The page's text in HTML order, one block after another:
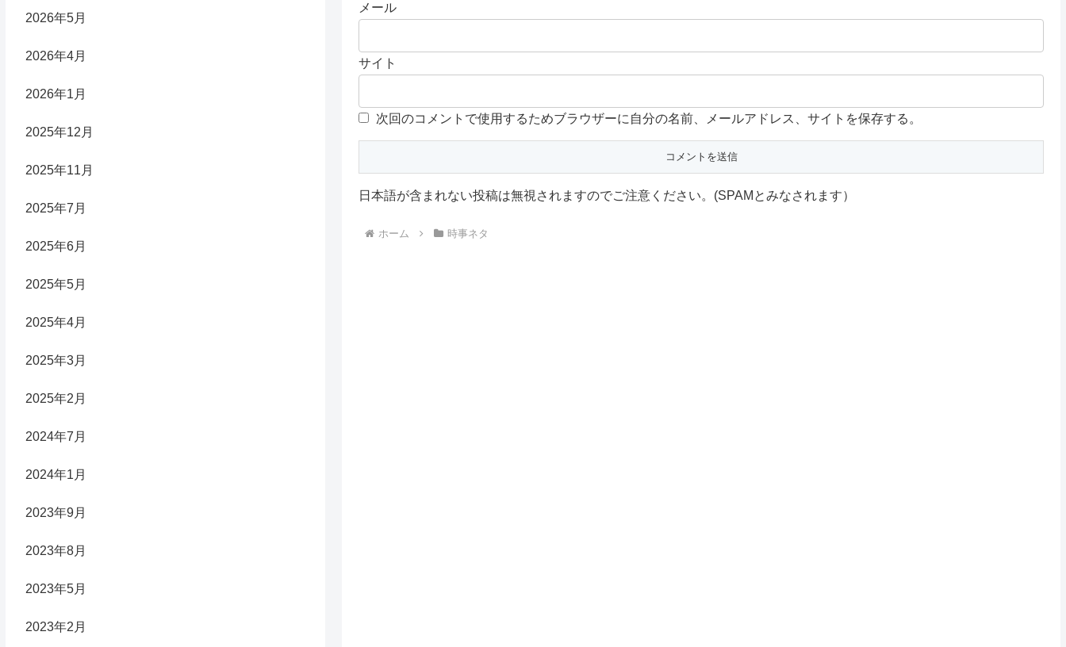
メール
サイト
次回のコメントで使用するためブラウザーに自分の名前、メールアドレス、サイトを保存する。
日本語が含まれない投稿は無視されますのでご注意ください。(SPAMとみなされます）
ホーム 時事ネタ
2026年5月
2026年4月
2026年1月
2025年12月
2025年11月
2025年7月
2025年6月
2025年5月
2025年4月
2025年3月
2025年2月
2024年7月
2024年1月
2023年9月
2023年8月
2023年5月
2023年2月